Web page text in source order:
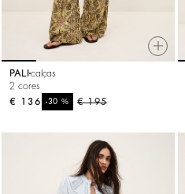
PALI calças
2 cores
€ 195
-30%
€ 136